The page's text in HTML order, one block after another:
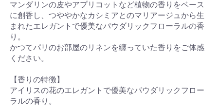
マンダリンの皮やアプリコットなど植物の香りをベース
に創香し、つややかなカシミアとのマリアージュから生
まれたエレガントで優美なパウダリックフローラルの香
り。
かつてパリのお部屋のリネンを纏っていた香りをご体感
ください。
【香りの特徴】
アイリスの花のエレガントで優美なパウダリックフロー
ラルの香り。